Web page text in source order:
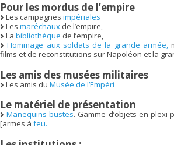
Pour les mordus de l’empire
Les campagnes impériales
Les maréchaux de l’empire,
La bibliothèque de l’empire,
Hommage aux soldats de la grande armée,
films et de reconstitutions sur Napoléon et la
Les amis des musées militaires
Les amis du Musée de l’Empéri
Le matériel de présentation
Manequins-bustes. Gamme d’objets en plexi
[armes à feu.